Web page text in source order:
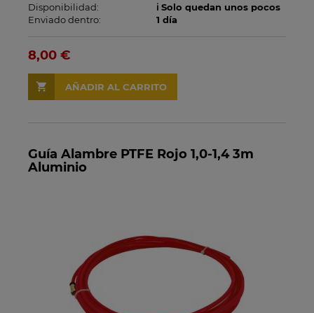
Disponibilidad:
ℹ️ Solo quedan unos pocos
Enviado dentro:
1 día
8,00 €
AÑADIR AL CARRITO
Guía Alambre PTFE Rojo 1,0-1,4 3m
Aluminio